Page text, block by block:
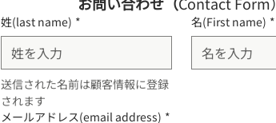
姓(last name) *
送信された名前は顧客情報に登録
されます
名(First name) *
メールアドレス(email address) *